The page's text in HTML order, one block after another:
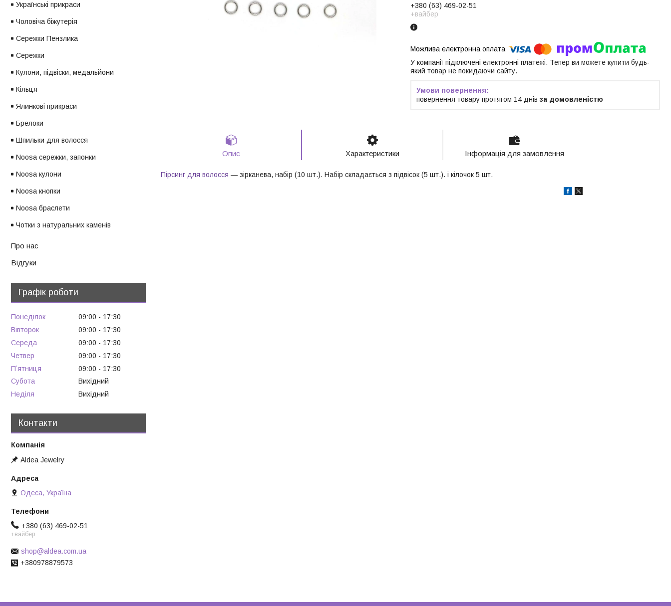
+380 (63) 469-02-51
+вайбер
У компанії підключені електронні платежі. Тепер ви можете купити будь-
який товар не покидаючи сайту.
повернення товару протягом 14 днів за домовленістю
Опис Характеристики Інформація для замовлення
Пірсинг для волосся — зірканева, набір (10 шт.). Набір складається з підвісок (5 шт.). і кілочок 5 шт.
Українські прикраси
Чоловіча біжутерія
Сережки Пензлика
Сережки
Кулони, підвіски, медальйони
Кільця
Ялинкові прикраси
Брелоки
Шпильки для волосся
Noosa сережки, запонки
Noosa кулони
Noosa кнопки
Noosa браслети
Чотки з натуральних каменів
Про нас
Відгуки
Графік роботи
Понеділок 09:00
17:30
Вівторок
09:00
17:30
Середа
09:00
17:30
Четвер
09:00
17:30
Пʼятниця
09:00
17:30
Субота
Вихідний
Неділя
Вихідний
Контакти
Aldea Jewelry
Одеса, Україна
+380 (63) 469-02-51
+вайбер
shop@aldea.com.ua
+380978879573